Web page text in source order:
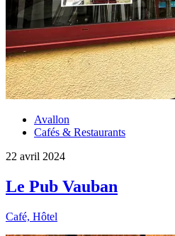
Avallon
Cafés & Restaurants
22 avril 2024
Le Pub Vauban
Café, Hôtel